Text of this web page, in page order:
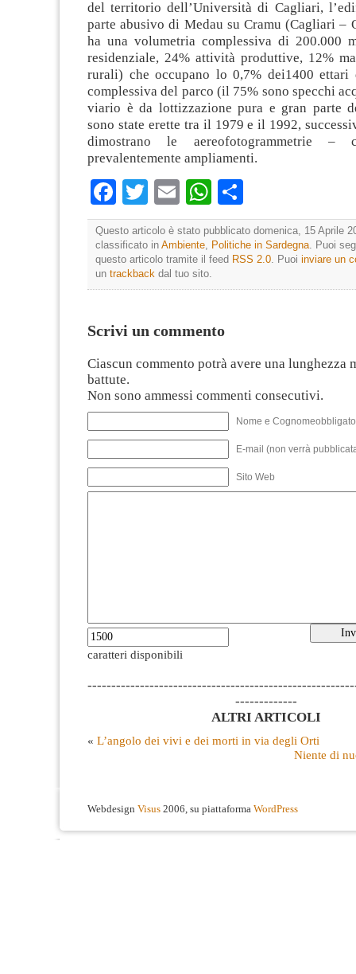
del territorio dell’Università di Cagliari,
parte abusivo di Medau su Cramu (Cagliari –
ha una volumetria complessiva di 200.000
residenziale, 24% attività produttive, 12%
rurali) che occupano lo 0,7% dei1400 ettari
complessiva del parco (il 75% sono specchi
viario è da lottizzazione pura e gran parte
sono state erette tra il 1979 e il 1992,
dimostrano le aereofotogrammetrie
prevalentemente ampliamenti.
Facebook
TwitterEmailWhatsApp
Questo articolo è stato pubblicato domenica, 15 Aprile
classificato in Ambiente, Politiche in Sardegna. Puoi
questo articolo tramite il feed RSS 2.0. Puoi inviare un
un trackback dal tuo sito.
Scrivi un commento
Ciascun commento potrà avere una lunghezza
battute.
Non sono ammessi commenti consecutivi.
Nome e
E-mail (non verrà
Sito Web
caratteri disponibili
-------------
ALTRI ARTICOLI
« L’angolo dei vivi e dei morti in via degli Orti
Niente di
Webdesign Visus 2006, su piattaforma WordPress